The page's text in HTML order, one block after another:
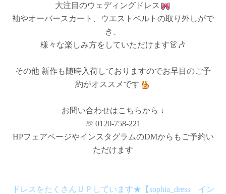
大注目のウェディングドレス
袖やオーバースカート、ウエストベルトの取り外しがで
き、
様々な楽しみ方をしていただけます👗🎶
その他 新作も随時入荷しておりますのでお早目のご予
約がオススメです
お問い合わせはこちらから ↓
☏ 0120-758-221
HPフェアページやインスタグラムのDMからもご予約い
ただけます
ドレスをたくさんＵＰしています★【sophia_dress イン